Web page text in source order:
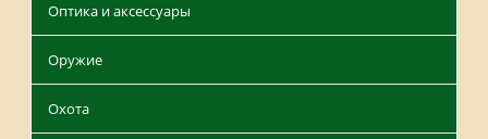
Оптика и аксессуары
Оружие
Охота